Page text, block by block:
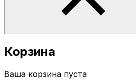
Корзина
Ваша корзина пуста